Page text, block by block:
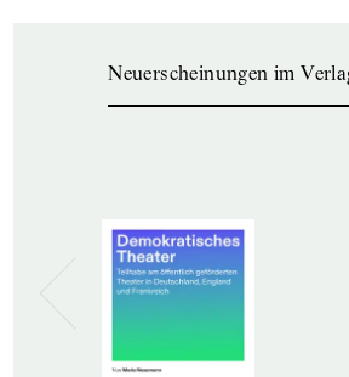
Neuerscheinungen im